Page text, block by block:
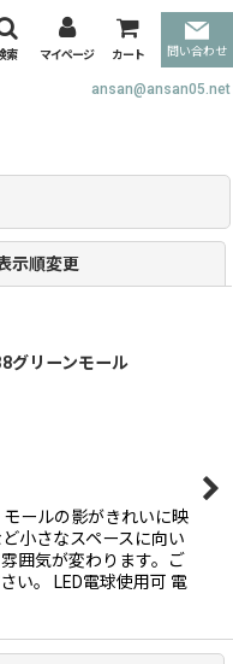
索 マイページ カート 問い合わせ
ansan@ansan05.net
示順変更
グリーンモール
ールの影がきれいに映
小さなスペースに向い
囲気が変わります。ご
い。 LED電球使用可 電